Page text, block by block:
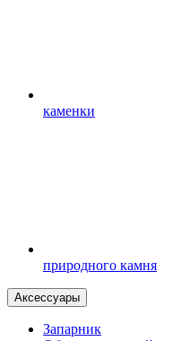
каменки
природного камня
Аксессуары
Запарник